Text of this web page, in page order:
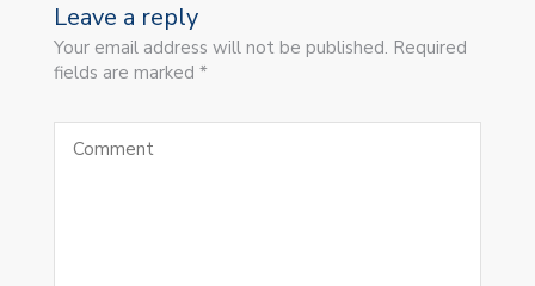
Leave a reply
Your email address will not be published. Required
fields are marked *